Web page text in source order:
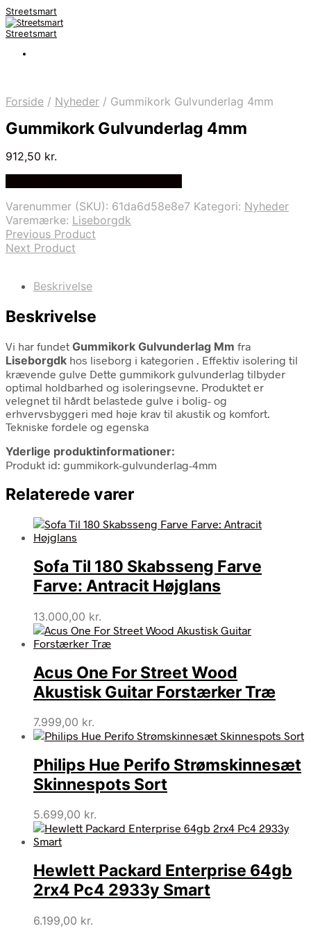
Streetsmart
Streetsmart
Forside / Nyheder / Gummikork Gulvunderlag 4mm
Gummikork Gulvunderlag 4mm
912,50 kr.
Varenummer (SKU): 61da6d58e8e7 Kategori: Nyheder
Varemærke: Liseborgdk
Previous Product
Next Product
Beskrivelse
Beskrivelse
Vi har fundet Gummikork Gulvunderlag Mm fra
Liseborgdk hos liseborg i kategorien . Effektiv isolering til
krævende gulve Dette gummikork gulvunderlag tilbyder
optimal holdbarhed og isoleringsevne. Produktet er
velegnet til hårdt belastede gulve i bolig- og
erhvervsbyggeri med høje krav til akustik og komfort.
Tekniske fordele og egenska
Yderlige produktinformationer:
Produkt id: gummikork-gulvunderlag-4mm
Relaterede varer
Sofa Til 180 Skabsseng Farve
Farve: Antracit Højglans
13.000,00 kr.
Acus One For Street Wood
Akustisk Guitar Forstærker Træ
7.999,00 kr.
Philips Hue Perifo Strømskinnesæt
Skinnespots Sort
5.699,00 kr.
Hewlett Packard Enterprise 64gb
2rx4 Pc4 2933y Smart
6.199,00 kr.